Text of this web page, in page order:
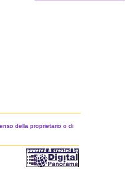
della proprietario o di